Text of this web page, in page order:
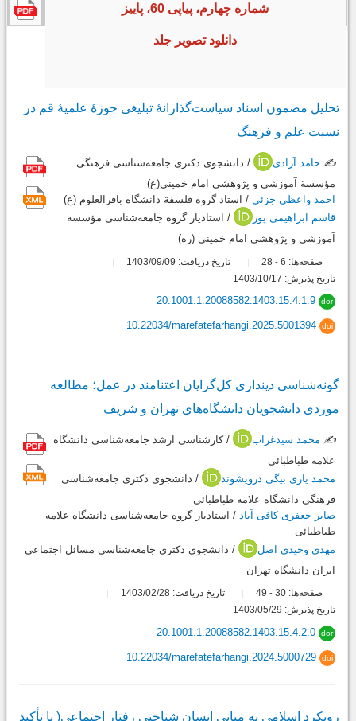
شماره چهارم، پیاپی 60، پاییز
دانلود تصویر جلد
تحلیل مضمون اسناد سیاست‌گذارانۀ تبلیغی حوزۀ علمیۀ قم در
نسبت علم و فرهنگ
✍️ حامد آزادی
/ دانشجوی دکتری جامعه‌شناسی فرهنگی
مؤسسة آموزشی و پژوهشی امام خمینی(ع)
احمد واعظی جزئی / استاد گروه فلسفة دانشگاه باقرالعلوم (ع)
قاسم ابراهیمی پور
/ استادیار گروه جامعه‌شناسی مؤسسة
آموزشی و پژوهشی امام خمینی (ره)
صفحه‌ها: 6
-
تاریخ دریافت: 1403/09/09
تاریخ پذیرش: 1403/10/17
dor
20.1001.1.20088582.1403.15.4.1.9
doi
10.22034/marefatefarhangi.2025.5001394
گونه‌شناسی دینداری کل‌گرایان اعتنامند در عمل؛ مطالعه
موردی دانشجویان دانشگاه‌های تهران و شریف
✍️ محمد سیدغراب
/ کارشناسی ارشد جامعه‌شناسی دانشگاه
علامه طباطبائی
محمد یاری بیگی درویشوند
/ دانشجوی دکتری جامعه‌شناسی
فرهنگی دانشگاه علامه طباطبائی
صابر جعفری کافی آباد / استادیار گروه جامعه‌شناسی دانشگاه علامه
طباطبائی
مهدی وحیدی اصل
/ دانشجوی دکتری جامعه‌شناسی مسائل اجتماعی
ایران دانشگاه تهران
صفحه‌ها: 30
-
تاریخ دریافت: 1403/02/28
تاریخ پذیرش: 1403/05/29
dor
20.1001.1.20088582.1403.15.4.2.0
doi
10.22034/marefatefarhangi.2024.5000729
رویکرد اسلامی به مبانی انسان شناختی رفتار اجتماعی( با تأکید